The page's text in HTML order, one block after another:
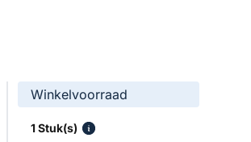
Winkelvoorraad
1 Stuk(s)